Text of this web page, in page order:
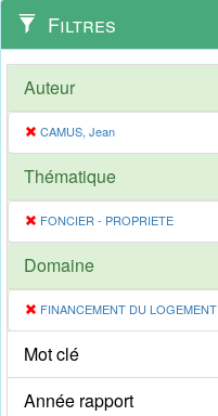
Filtres
Auteur
CAMUS, Jean
Thématique
FONCIER - PROPRIETE
Domaine
FINANCEMENT DU LOGEMENT
Mot clé
Année rapport